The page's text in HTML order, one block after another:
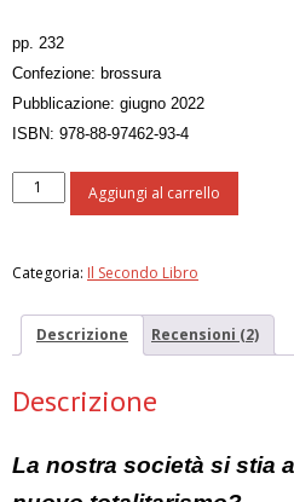
pp. 232
Confezione: brossura
Pubblicazione: giugno 2022
ISBN: 978-88-97462-93-4
Psicologia
del
Aggiungi al carrello
Categoria: Il Secondo Libro
Descrizione Recensioni (2)
Descrizione
La nostra società si stia